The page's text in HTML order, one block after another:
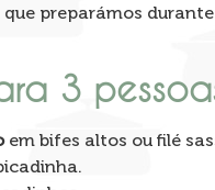
preparámos
3
em bifes altos ou filé